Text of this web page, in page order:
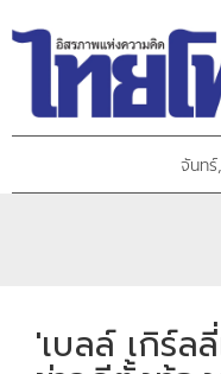
จันท
'เบลล์ เกิร์ล